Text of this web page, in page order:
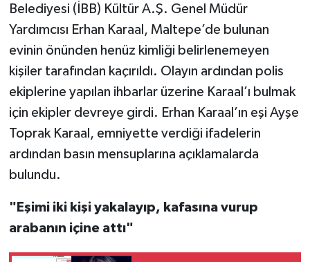
Belediyesi (İBB) Kültür A.Ş. Genel Müdür
Yardımcısı Erhan Karaal, Maltepe’de bulunan
evinin önünden henüz kimliği belirlenemeyen
kişiler tarafından kaçırıldı. Olayın ardından polis
ekiplerine yapılan ihbarlar üzerine Karaal’ı bulmak
için ekipler devreye girdi. Erhan Karaal’ın eşi Ayşe
Toprak Karaal, emniyette verdiği ifadelerin
ardından basın mensuplarına açıklamalarda
bulundu.
"Eşimi iki kişi yakalayıp, kafasına vurup
arabanın içine attı"